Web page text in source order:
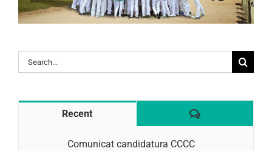
Search
for:
Recent Comentaris
Comunicat candidatura CCCC